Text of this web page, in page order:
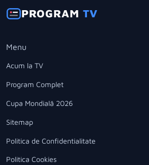
PROGRAMTV
Menu
Acum la TV
Program Complet
Cupa Mondială 2026
Sitemap
Politica de Confidentialitate
Politica Cookies